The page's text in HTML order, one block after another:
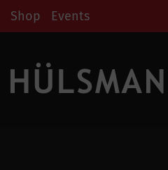
Shop Events